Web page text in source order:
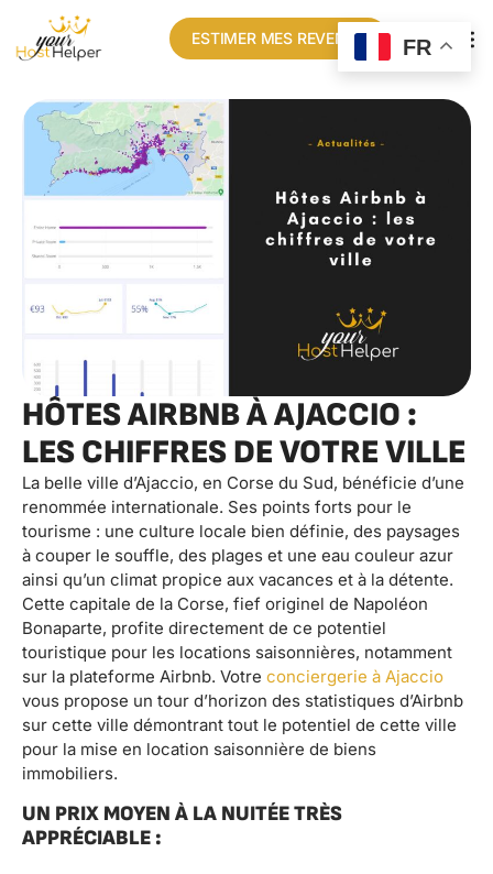
ESTIMER MES REVENUS
HÔTES AIRBNB À AJACCIO :
LES CHIFFRES DE VOTRE VILLE
La belle ville d’Ajaccio, en Corse du Sud, bénéficie d’une
renommée internationale. Ses points forts pour le
tourisme : une culture locale bien définie, des paysages
à couper le souffle, des plages et une eau couleur azur
ainsi qu’un climat propice aux vacances et à la détente.
Cette capitale de la Corse, fief originel de Napoléon
Bonaparte, profite directement de ce potentiel
touristique pour les locations saisonnières, notamment
sur la plateforme Airbnb. Votre conciergerie à Ajaccio
vous propose un tour d’horizon des statistiques d’Airbnb
sur cette ville démontrant tout le potentiel de cette ville
pour la mise en location saisonnière de biens
immobiliers.
UN PRIX MOYEN À LA NUITÉE TRÈS
APPRÉCIABLE :
FR